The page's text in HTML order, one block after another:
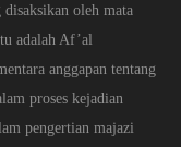
oleh mata
adalah Af’al
anggapan tentang
proses kejadian
pengertian majazi